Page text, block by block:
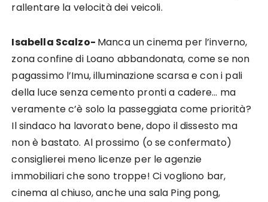
rallentare la velocità dei veicoli.
Isabella Scalzo- Manca un cinema per l’inverno,
zona confine di Loano abbandonata, come se non
pagassimo l’Imu, illuminazione scarsa e con i pali
della luce senza cemento pronti a cadere… ma
veramente c’è solo la passeggiata come priorità?
Il sindaco ha lavorato bene, dopo il dissesto ma
non è bastato. Al prossimo (o se confermato)
consiglierei meno licenze per le agenzie
immobiliari che sono troppe! Ci vogliono bar,
cinema al chiuso, anche una sala Ping pong,